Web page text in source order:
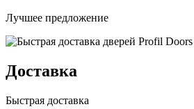
Лучшее предложение
Доставка
Быстрая доставка